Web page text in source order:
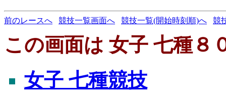
前のレースへ 競技一覧画面へ 競技一覧(開始時刻順)へ 競
この画面は 女子 七種８
女子 七種競技